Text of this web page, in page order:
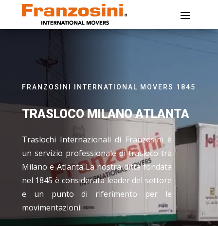
FRANZOSINI INTERNATIONAL MOVERS 1845
TRASLOCO MILANO ATLANTA
Traslochi Internazionali di Franzosini è
un servizio professionale di trasloco tra
Milano e Atlanta La nostra ditta fondata
nel 1845 è considerata leader del settore
e un punto di riferimento per le
movimentazioni.